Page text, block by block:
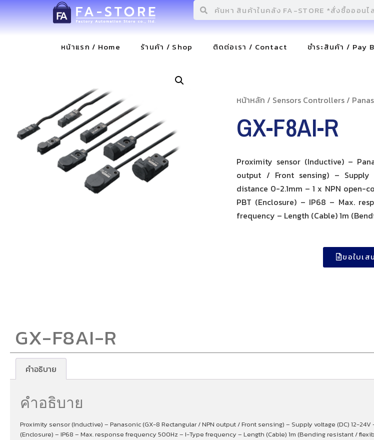
หน้าแรก / Home ร้านค้า / Shop ติดต่อเรา / Contact ชำระสินค้า / Pay
หน้าหลัก / Sensors Controllers /
GX-F8AI-R
Proximity sensor (Inductive) –
output / Front sensing) – Supply
distance 0-2.1mm – 1 x NPN
PBT (Enclosure) – IP68 – Max.
frequency – Length (Cable) 1m
ขอใบเส
GX-F8AI-R
คำอธิบาย
คำอธิบาย
Proximity sensor (Inductive) – Panasonic (GX-8 Rectangular / NPN output / Front sensing) – Supply voltage (DC) 12-
(Enclosure) – IP68 – Max. response frequency 500Hz – I-Type frequency – Length (Cable) 1m (Bending resistant /